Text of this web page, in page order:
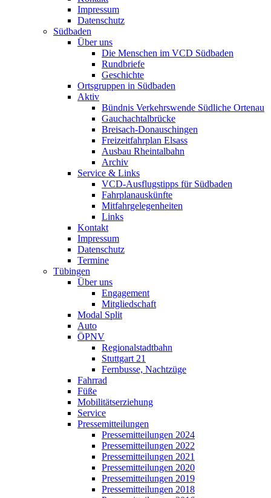
Impressum
Datenschutz
Südbaden
Über uns
Die Menschen im VCD Südbaden
Rundbriefe
Geschichte
Ortsgruppen in Südbaden
Aktiv
Bündnis Verkehrswende Südliche Ortenau
Gauchachtalbrücke
Breisach-Donauschingen
Freizeitfahrplan Elsass
Ausbau Rheintalbahn
Archiv
Service & Links
VCD-Ausflugstipps für Südbaden
Fahrplanauskünfte
Mitfahrgelegenheiten
Links
Kontakt
Impressum
Datenschutz
Termine
Tübingen
Über uns
Engagement
Mitgliedschaft
Modal Split
Auto
ÖPNV
Regionalstadtbahn
Stuttgart 21
Fernbusse, Nachtzüge
Fahrrad
Füße
Mobilitätserziehung
Service
Pressemitteilungen
Pressemitteilungen 2024
Pressemitteilungen 2022
Pressemitteilungen 2021
Pressemitteilungen 2020
Pressemitteilungen 2019
Pressemitteilungen 2018